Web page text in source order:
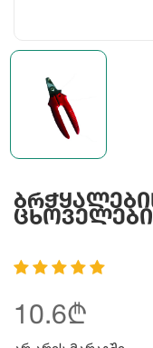
10.6₾